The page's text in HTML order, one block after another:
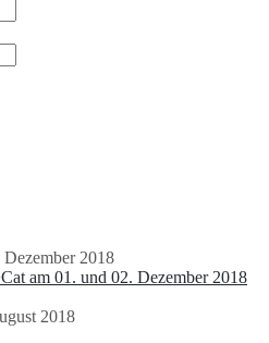
Dezember 2018
am 01. und 02. Dezember 2018
2018